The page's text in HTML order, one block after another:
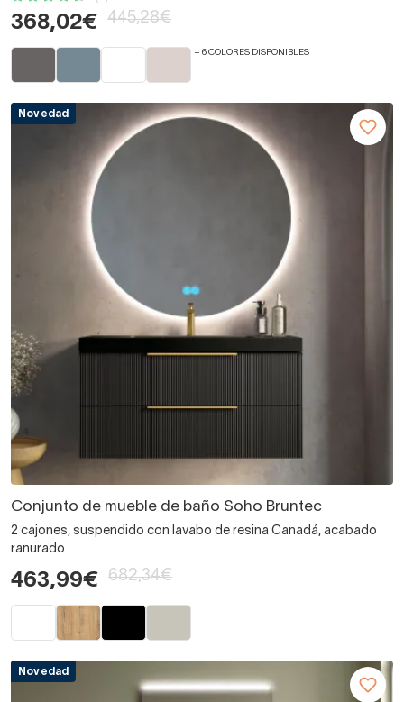
368,02€ 445,28€
+ 6 COLORES DISPONIBLES
Novedad
Conjunto de mueble de baño Soho Bruntec
2 cajones, suspendido con lavabo de resina Canadá, acabado
ranurado
463,99€ 682,34€
Novedad